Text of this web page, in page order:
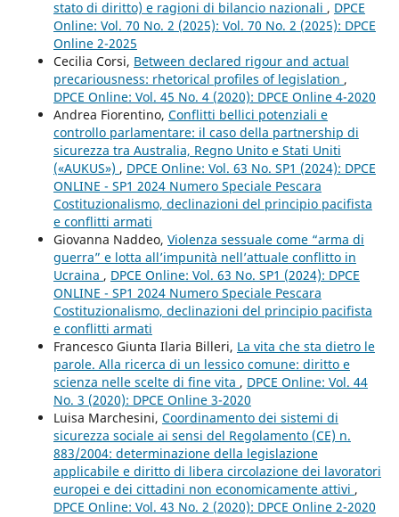
stato di diritto) e ragioni di bilancio nazionali , DPCE
Online: Vol. 70 No. 2 (2025): Vol. 70 No. 2 (2025): DPCE
Online 2-2025
Cecilia Corsi, Between declared rigour and actual
precariousness: rhetorical profiles of legislation ,
DPCE Online: Vol. 45 No. 4 (2020): DPCE Online 4-2020
Andrea Fiorentino, Conflitti bellici potenziali e
controllo parlamentare: il caso della partnership di
sicurezza tra Australia, Regno Unito e Stati Uniti
(«AUKUS») , DPCE Online: Vol. 63 No. SP1 (2024): DPCE
ONLINE - SP1 2024 Numero Speciale Pescara
Costituzionalismo, declinazioni del principio pacifista
e conflitti armati
Giovanna Naddeo, Violenza sessuale come “arma di
guerra” e lotta all’impunità nell’attuale conflitto in
Ucraina , DPCE Online: Vol. 63 No. SP1 (2024): DPCE
ONLINE - SP1 2024 Numero Speciale Pescara
Costituzionalismo, declinazioni del principio pacifista
e conflitti armati
Francesco Giunta Ilaria Billeri, La vita che sta dietro le
parole. Alla ricerca di un lessico comune: diritto e
scienza nelle scelte di fine vita , DPCE Online: Vol. 44
No. 3 (2020): DPCE Online 3-2020
Luisa Marchesini, Coordinamento dei sistemi di
sicurezza sociale ai sensi del Regolamento (CE) n.
883/2004: determinazione della legislazione
applicabile e diritto di libera circolazione dei lavoratori
europei e dei cittadini non economicamente attivi ,
DPCE Online: Vol. 43 No. 2 (2020): DPCE Online 2-2020